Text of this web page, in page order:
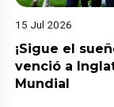
15 Jul 2026
¡Sigue el
venció a
Mundial